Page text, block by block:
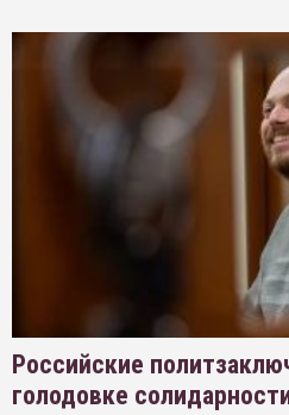
Российские
голодовке